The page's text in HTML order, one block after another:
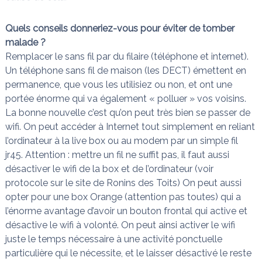
Quels conseils donneriez-vous pour éviter de tomber
malade ?
Remplacer le sans fil par du filaire (téléphone et internet).
Un téléphone sans fil de maison (les DECT) émettent en
permanence, que vous les utilisiez ou non, et ont une
portée énorme qui va également « polluer » vos voisins.
La bonne nouvelle c’est qu’on peut très bien se passer de
wifi. On peut accéder à Internet tout simplement en reliant
l’ordinateur à la live box ou au modem par un simple fil
jr45. Attention : mettre un fil ne suffit pas, il faut aussi
désactiver le wifi de la box et de l’ordinateur (voir
protocole sur le site de Ronins des Toits) On peut aussi
opter pour une box Orange (attention pas toutes) qui a
l’énorme avantage d’avoir un bouton frontal qui active et
désactive le wifi à volonté. On peut ainsi activer le wifi
juste le temps nécessaire à une activité ponctuelle
particulière qui le nécessite, et le laisser désactivé le reste